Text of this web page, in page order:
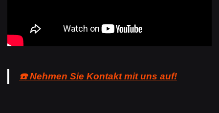
☎️ Nehmen Sie Kontakt mit uns auf!